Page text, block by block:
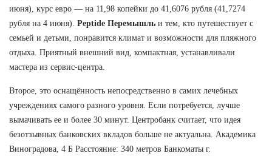
июня), курс евро — на 11,98 копейки до 41,6076 рубля (41,7274
рубля на 4 июня). Peptide Перемышль и тем, кто путешествует с
семьей и детьми, понравится климат и возможности для пляжного
отдыха. Приятный внешний вид, компактная, устанавливали
мастера из сервис-центра.
Второе, это оснащённость непосредственно в самих лечебных
учреждениях самого разного уровня. Если потребуется, лучше
вымачивать ее и более 30 минут. Центробанк считает, что идея
безотзывных банковских вкладов больше не актуальна. Академика
Виноградова, 4 Б Расстояние: 340 метров Банкоматы г.